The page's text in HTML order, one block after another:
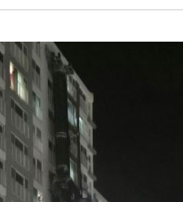
논란 사과…쇄신의 기회로 삼겠다"
안 최대 150㎜ 비
0.6% 나스닥 1.3%↑
천 당원투표…金 47.75%·鄭
뻐…등번호 7번 의미보단 팀 위해 뛸
·인천 권리당원 투표 김민석 승리
안 시간당 30㎜ '강한 비'[내일날씨]
하는 마음 느꼈고, 많은 트로피 원해 아